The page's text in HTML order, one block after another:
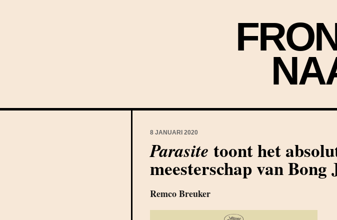
8 JANUARI 2020
Parasite toont het
meesterschap van Bong
Remco Breuker